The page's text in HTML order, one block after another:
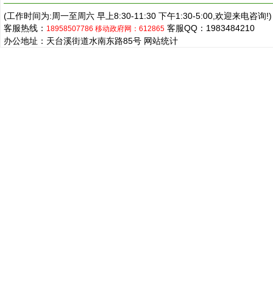
(工作时间为:周一至周六 早上8:30-11:30 下午1:30-5:00,欢迎来电咨询!)
客服热线： 18958507786 移动政府网：612865 客服QQ：1983484210
办公地址：天台溪街道水南东路85号 网站统计